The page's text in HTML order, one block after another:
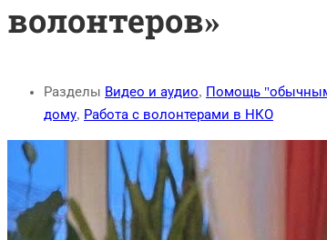
волонтеров»
Разделы Видео и аудио, Помощь
дому, Работа с волонтерами в НКО